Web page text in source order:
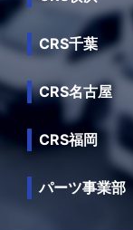
CRS千葉
CRS名古屋
CRS福岡
パーツ事業部